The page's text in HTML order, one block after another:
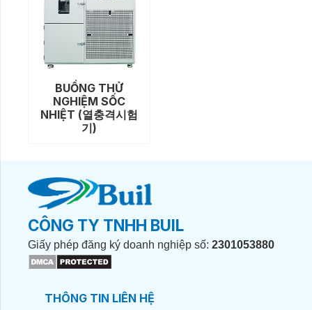
BUỒNG THỬ
NGHIỆM SỐC
NHIỆT (열충격시험
기)
CÔNG TY TNHH BUIL
Giấy phép đăng ký doanh nghiệp số: 2301053880
THÔNG TIN LIÊN HỆ